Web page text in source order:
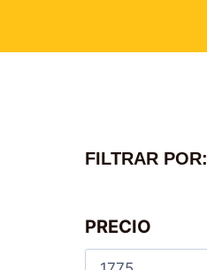
FILTRAR POR:
PRECIO